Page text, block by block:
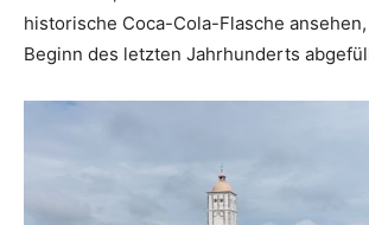
historische Coca-Cola-Flasche
Beginn des letzten Jahrhunderts